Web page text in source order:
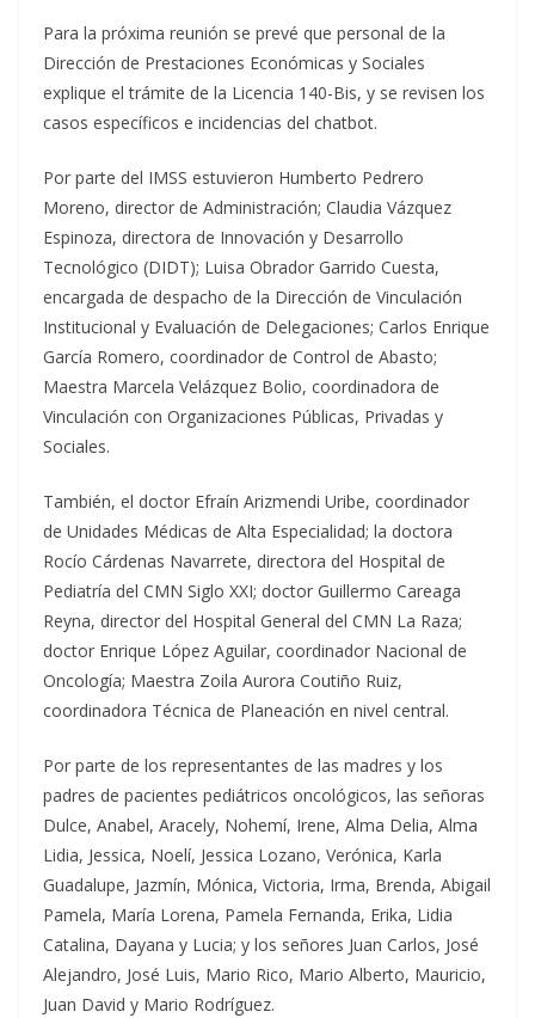
Para la próxima reunión se prevé que personal de la
Dirección de Prestaciones Económicas y Sociales
explique el trámite de la Licencia 140-Bis, y se revisen los
casos específicos e incidencias del chatbot.
Por parte del IMSS estuvieron Humberto Pedrero
Moreno, director de Administración; Claudia Vázquez
Espinoza, directora de Innovación y Desarrollo
Tecnológico (DIDT); Luisa Obrador Garrido Cuesta,
encargada de despacho de la Dirección de Vinculación
Institucional y Evaluación de Delegaciones; Carlos Enrique
García Romero, coordinador de Control de Abasto;
Maestra Marcela Velázquez Bolio, coordinadora de
Vinculación con Organizaciones Públicas, Privadas y
Sociales.
También, el doctor Efraín Arizmendi Uribe, coordinador
de Unidades Médicas de Alta Especialidad; la doctora
Rocío Cárdenas Navarrete, directora del Hospital de
Pediatría del CMN Siglo XXI; doctor Guillermo Careaga
Reyna, director del Hospital General del CMN La Raza;
doctor Enrique López Aguilar, coordinador Nacional de
Oncología; Maestra Zoila Aurora Coutiño Ruiz,
coordinadora Técnica de Planeación en nivel central.
Por parte de los representantes de las madres y los
padres de pacientes pediátricos oncológicos, las señoras
Dulce, Anabel, Aracely, Nohemí, Irene, Alma Delia, Alma
Lidia, Jessica, Noelí, Jessica Lozano, Verónica, Karla
Guadalupe, Jazmín, Mónica, Victoria, Irma, Brenda, Abigail
Pamela, María Lorena, Pamela Fernanda, Erika, Lidia
Catalina, Dayana y Lucia; y los señores Juan Carlos, José
Alejandro, José Luis, Mario Rico, Mario Alberto, Mauricio,
Juan David y Mario Rodríguez.